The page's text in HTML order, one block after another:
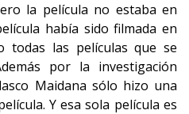
la película no estaba en
había sido filmada en
todas las películas que se
por la investigación
Maidana sólo hizo una
Y esa sola película es